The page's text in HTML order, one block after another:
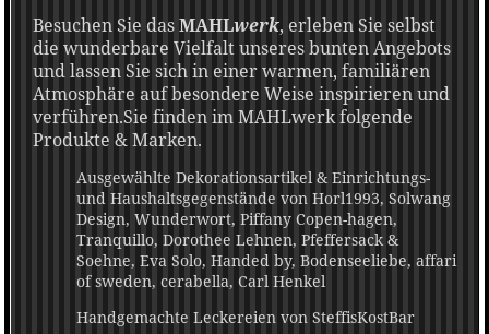
Besuchen Sie dasMAHLwerk, erleben Sie selbst
die wunderbare Vielfalt unseres bunten Angebots
und lassen Sie sich in einer warmen, familiären
Atmosphäre auf besondere Weise inspirieren und
verführen.Sie finden im MAHLwerk folgende
Produkte & Marken.
Ausgewählte Dekorationsartikel & Einrichtungs-
und Haushaltsgegenstände von Horl1993, Solwang
Design, Wunderwort, Piffany Copen-hagen,
Tranquillo, Dorothee Lehnen, Pfeffersack &
Soehne, Eva Solo, Handed by, Bodenseeliebe, affari
of sweden, cerabella, Carl Henkel
Handgemachte Leckereien von SteffisKostBar